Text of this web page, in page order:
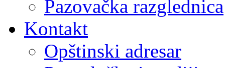
Pazovačka razglednica
Kontakt
Opštinski adresar